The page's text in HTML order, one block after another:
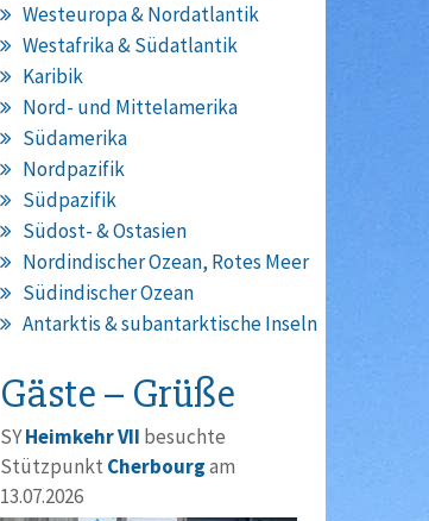
Westeuropa & Nordatlantik
Westafrika & Südatlantik
Karibik
Nord- und Mittelamerika
Südamerika
Nordpazifik
Südpazifik
Südost- & Ostasien
Nordindischer Ozean, Rotes Meer
Südindischer Ozean
Antarktis & subantarktische Inseln
Gäste – Grüße
SYHeimkehr VII besuchte
Stützpunkt Cherbourgam
13.07.2026